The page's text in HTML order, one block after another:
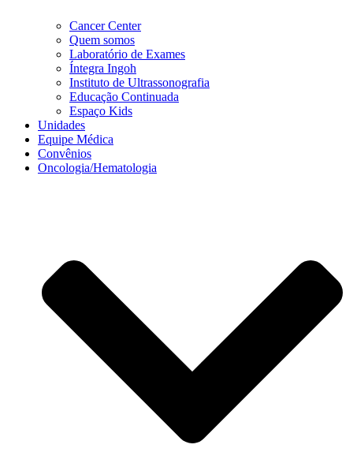
Cancer Center
Quem somos
Laboratório de Exames
Íntegra Ingoh
Instituto de Ultrassonografia
Educação Continuada
Espaço Kids
Unidades
Equipe Médica
Convênios
Oncologia/Hematologia